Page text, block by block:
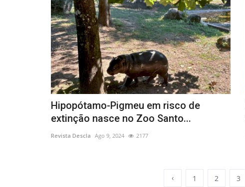
Hipopótamo-Pigmeu em risco de
extinção nasce no Zoo Santo...
Revista Descla Ago 9, 2024 2177
‹ 1 2 3